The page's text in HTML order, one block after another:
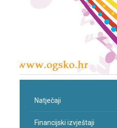
Natječaji
Financijski izvještaji